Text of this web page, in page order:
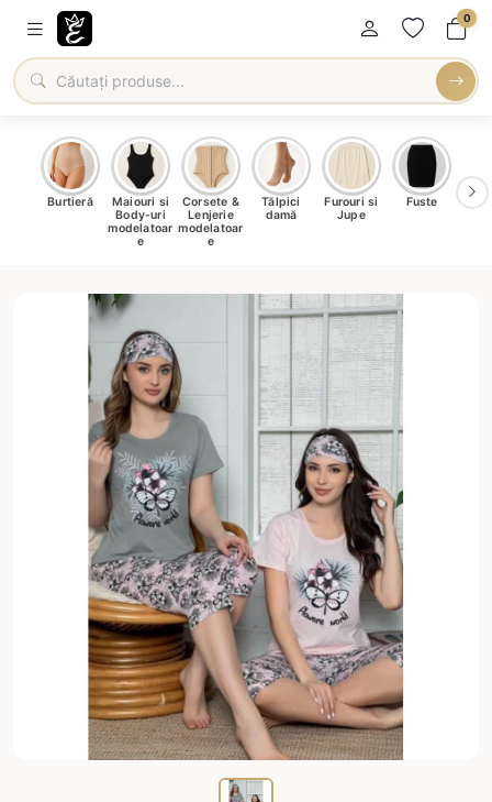
0
Burtieră
Maiouri si
Body-uri
modelatoar
e
Corsete &
Lenjerie
modelatoar
e
Tălpici
damă
Furouri si
Jupe
Fuste